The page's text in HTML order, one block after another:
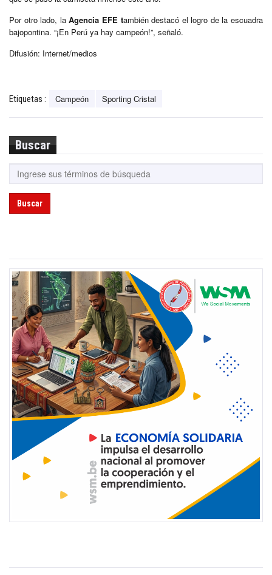
Por otro lado, laAgencia EFE también destacó el logro de la escuadra
bajopontina. “¡En Perú ya hay campeón!”, señaló.
Difusión: Internet/medios
Etiquetas : Campeón Sporting Cristal
Buscar
Buscar